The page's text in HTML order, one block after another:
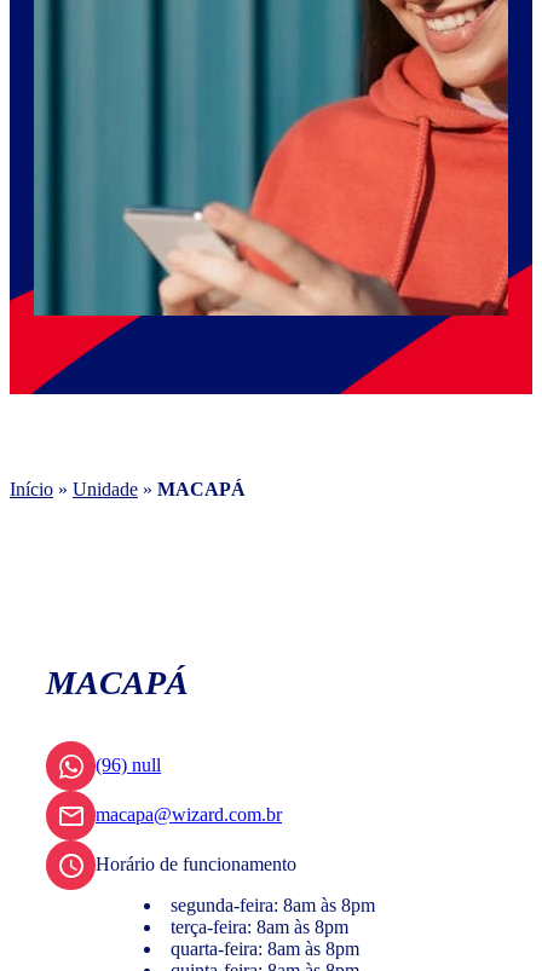
Início » Unidade » MACAPÁ
MACAPÁ
(96) null
macapa@wizard.com.br
Horário de funcionamento
segunda-feira: 8am às 8pm
terça-feira: 8am às 8pm
quarta-feira: 8am às 8pm